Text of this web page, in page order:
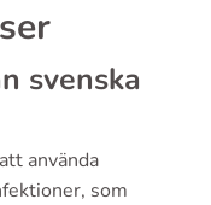
svenska
använda
som